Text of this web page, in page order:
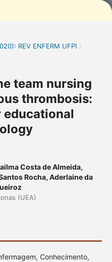
REV ENFERM UFPI /
team nursing
thrombosis:
educational
Costa de Almeida,
Rocha, Aderlaine da
(UEA)
Conhecimento,